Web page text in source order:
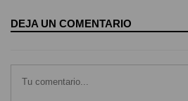
DEJA UN COMENTARIO